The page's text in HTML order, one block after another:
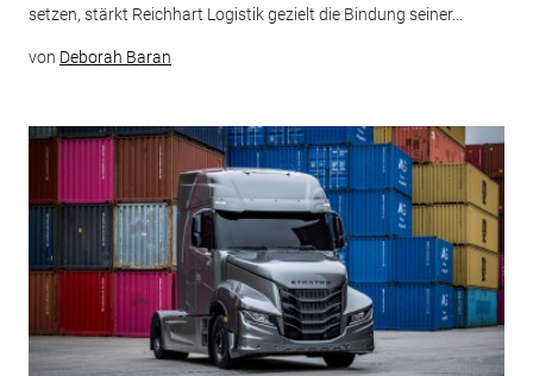
setzen, stärkt Reichhart Logistik gezielt die Bindung seiner...
von Deborah Baran